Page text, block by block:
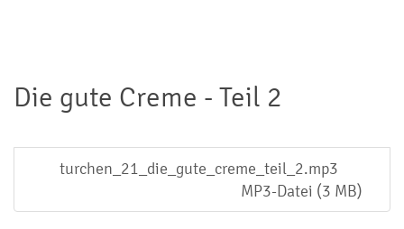
Die gute Creme - Teil 2
turchen_21_die_gute_creme_teil_2.mp3
MP3-Datei (3 MB)